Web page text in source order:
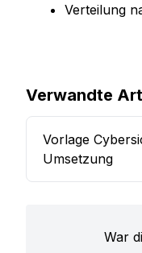
Verteilung
Verwandte
Vorlage
Umsetzung
War